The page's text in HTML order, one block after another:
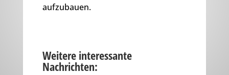
aufzubauen.
Weitere interessante
Nachrichten: